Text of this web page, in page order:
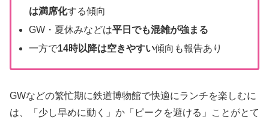
は満席化する傾向
GW・夏休みなどは平日でも混雑が強まる
一方で14時以降は空きやすい傾向も報告あり
GWなどの繁忙期に鉄道博物館で快適にランチを楽しむに
は、「少し早めに動く」か「ピークを避ける」ことがとて